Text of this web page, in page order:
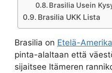
Brasilia Usein
Brasilia UKK Lista
Brasilia on Etelä-
pinta-alaltaan että
sijaitsee Itämeren